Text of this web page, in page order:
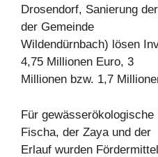
Drosendorf, Sanierung
der Gemeinde
Wildendürnbach) lösen
4,75 Millionen Euro, 3
Millionen bzw. 1,7
Für gewässerökologische
Fischa, der Zaya und der
Erlauf wurden